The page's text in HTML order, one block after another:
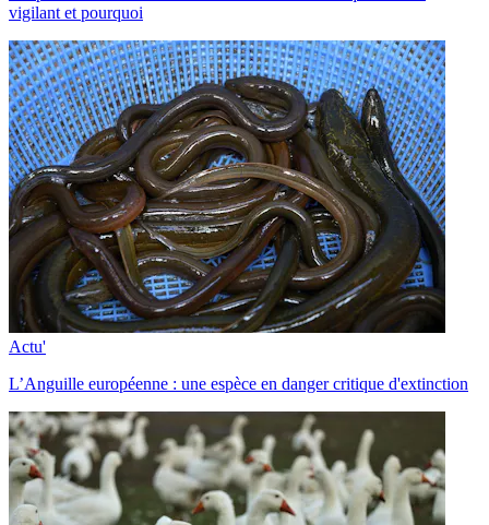
vigilant et pourquoi
Actu'
L’Anguille européenne : une espèce en danger critique d'extinction